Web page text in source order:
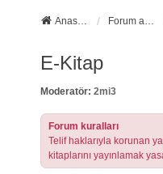
Anasayfa Forum ana sayfa
E-Kitap
Moderatör: 2mi3
Forum kuralları
Telif haklarıyla korunan
kitaplarını yayınlamak